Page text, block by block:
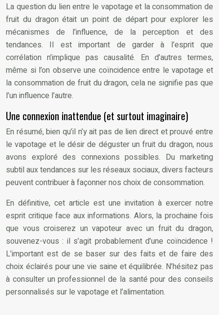
La question du lien entre le vapotage et la consommation de
fruit du dragon était un point de départ pour explorer les
mécanismes de l’influence, de la perception et des
tendances. Il est important de garder à l’esprit que
corrélation n’implique pas causalité. En d’autres termes,
même si l’on observe une coïncidence entre le vapotage et
la consommation de fruit du dragon, cela ne signifie pas que
l’un influence l’autre.
Une connexion inattendue (et surtout imaginaire)
En résumé, bien qu’il n’y ait pas de lien direct et prouvé entre
le vapotage et le désir de déguster un fruit du dragon, nous
avons exploré des connexions possibles. Du marketing
subtil aux tendances sur les réseaux sociaux, divers facteurs
peuvent contribuer à façonner nos choix de consommation.
En définitive, cet article est une invitation à exercer notre
esprit critique face aux informations. Alors, la prochaine fois
que vous croiserez un vapoteur avec un fruit du dragon,
souvenez-vous : il s’agit probablement d’une coïncidence !
L’important est de se baser sur des faits et de faire des
choix éclairés pour une vie saine et équilibrée. N’hésitez pas
à consulter un professionnel de la santé pour des conseils
personnalisés sur le vapotage et l’alimentation.